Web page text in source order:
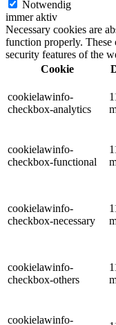
Notwendig
immer aktiv
Necessary cookies are
function properly. These
security features of the
Cookie
cookielawinfo-
checkbox-analytics
cookielawinfo-
checkbox-functional
cookielawinfo-
checkbox-necessary
cookielawinfo-
checkbox-others
cookielawinfo-